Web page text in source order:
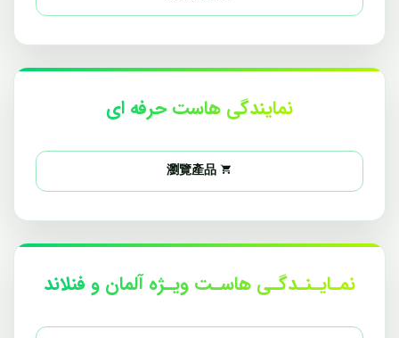
نمایندگی هاست حرفه ای
瀏覽產品
نمـایـنـدگـی هاسـت ویـژه آلمان و فنلاند